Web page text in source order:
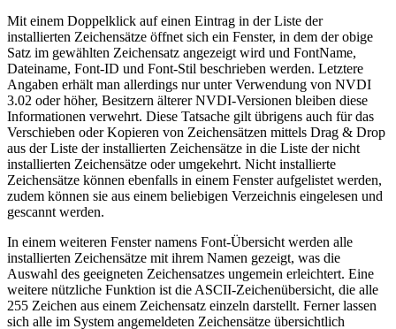
Mit einem Doppelklick auf einen Eintrag in der Liste der
installierten Zeichensätze öffnet sich ein Fenster, in dem der obige
Satz im gewählten Zeichensatz angezeigt wird und FontName,
Dateiname, Font-ID und Font-Stil beschrieben werden. Letztere
Angaben erhält man allerdings nur unter Verwendung von NVDI
3.02 oder höher, Besitzern älterer NVDI-Versionen bleiben diese
Informationen verwehrt. Diese Tatsache gilt übrigens auch für das
Verschieben oder Kopieren von Zeichensätzen mittels Drag & Drop
aus der Liste der installierten Zeichensätze in die Liste der nicht
installierten Zeichensätze oder umgekehrt. Nicht installierte
Zeichensätze können ebenfalls in einem Fenster aufgelistet werden,
zudem können sie aus einem beliebigen Verzeichnis eingelesen und
gescannt werden.
In einem weiteren Fenster namens Font-Übersicht werden alle
installierten Zeichensätze mit ihrem Namen gezeigt, was die
Auswahl des geeigneten Zeichensatzes ungemein erleichtert. Eine
weitere nützliche Funktion ist die ASCII-Zeichenübersicht, die alle
255 Zeichen aus einem Zeichensatz einzeln darstellt. Ferner lassen
sich alle im System angemeldeten Zeichensätze übersichtlich